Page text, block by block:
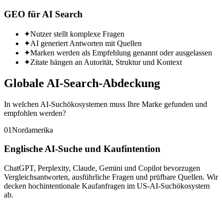
GEO für AI Search
✦Nutzer stellt komplexe Fragen
✦AI generiert Antworten mit Quellen
✦Marken werden als Empfehlung genannt oder ausgelassen
✦Zitate hängen an Autorität, Struktur und Kontext
Globale AI-Search-Abdeckung
In welchen AI-Suchökosystemen muss Ihre Marke gefunden und
empfohlen werden?
01Nordamerika
Englische AI-Suche und Kaufintention
ChatGPT, Perplexity, Claude, Gemini und Copilot bevorzugen
Vergleichsantworten, ausführliche Fragen und prüfbare Quellen. Wir
decken hochintentionale Kaufanfragen im US-AI-Suchökosystem
ab.